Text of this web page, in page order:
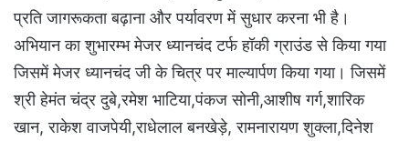
प्रति जागरूकता बढ़ाना और पर्यावरण में सुधार करना भी है।
अभियान का शुभारम्भ मेजर ध्यानचंद टर्फ हॉकी ग्राउंड से किया गया
जिसमें मेजर ध्यानचंद जी के चित्र पर माल्यार्पण किया गया। जिसमें
श्री हेमंत चंद्र दुबे,रमेश भाटिया,पंकज सोनी,आशीष गर्ग,शारिक
खान, राकेश वाजपेयी,राधेलाल बनखेड़े, रामनारायण शुक्ला,दिनेश